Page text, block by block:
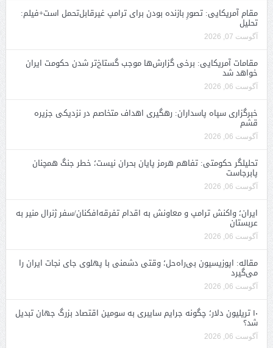
مقام آمریکایی: تصورِ بازنده بودن برای ترامپ غیرقابل‌تحمل است+فیلم:
تحلیل
آگوست 07, 2026
مقامات آمریکایی: برخی گزارش‌ها موجب گستاخ‌تر شدن حکومت ایران
خواهد شد
آگوست 06, 2026
خبرگزاری سپاه پاسداران: رهگیری اهداف متخاصم در نزدیکی جزیره
قشم
آگوست 06, 2026
تحلیلگر حکومتی: تفاهم هرمز پایان بحران نیست؛ خطر جنگ همچنان
پابرجاست
آگوست 06, 2026
ایران؛ واکنش ترامپ و معاونش به اقدام تفرقه‌افکنان/سفر ژنرال منیر به
عربستان
آگوست 06, 2026
مقاله: اپوزیسیون بی‌راه‌حل؛ وقتی دشمنی با پهلوی جای نجات ایران را
می‌گیرد
آگوست 06, 2026
۱۰ تریلیون دلار؛ چگونه جرایم سایبری به سومین اقتصاد بزرگ جهان تبدیل
شد؟
آگوست 06, 2026